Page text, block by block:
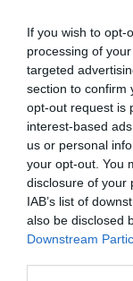
If you wish to opt-
processing of
targeted
section to confirm
opt-out request is
interest-based
us or personal
your opt-out. You
disclosure of your
IAB’s list of
also be disclosed
Downstream
Fungus Is A
Plain...
More
284 59
4 h 2 min